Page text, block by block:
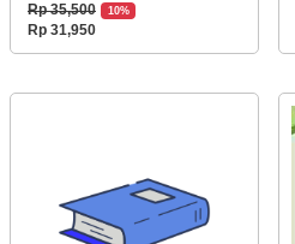
Rp 35,500
10%
Rp 31,950